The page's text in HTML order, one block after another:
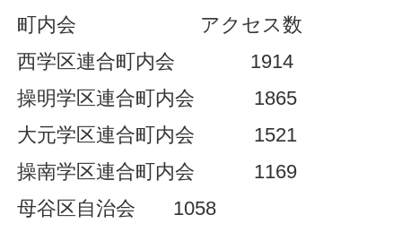
町内会 アクセス数
西学区連合町内会 1914
操明学区連合町内会 1865
大元学区連合町内会 1521
操南学区連合町内会 1169
母谷区自治会 1058